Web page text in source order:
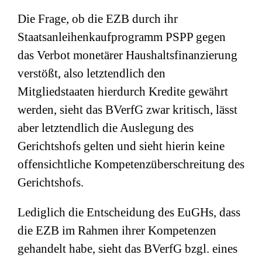
Die Frage, ob die EZB durch ihr
Staatsanleihenkaufprogramm PSPP gegen
das Verbot monetärer Haushaltsfinanzierung
verstößt, also letztendlich den
Mitgliedstaaten hierdurch Kredite gewährt
werden, sieht das BVerfG zwar kritisch, lässt
aber letztendlich die Auslegung des
Gerichtshofs gelten und sieht hierin keine
offensichtliche Kompetenzüberschreitung des
Gerichtshofs.
Lediglich die Entscheidung des EuGHs, dass
die EZB im Rahmen ihrer Kompetenzen
gehandelt habe, sieht das BVerfG bzgl. eines